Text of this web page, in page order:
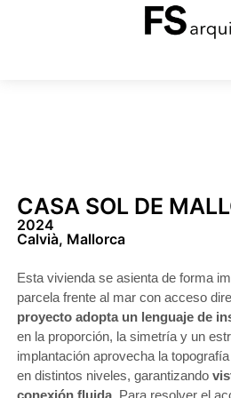
CASA SOL DE
2024
Calvià, Mallorca
Esta vivienda se asienta de forma
parcela frente al mar con acceso
proyecto adopta un lenguaje de
en la proporción, la simetría y un
implantación aprovecha la
en distintos niveles, garantizando
conexión fluida . Para resolver el